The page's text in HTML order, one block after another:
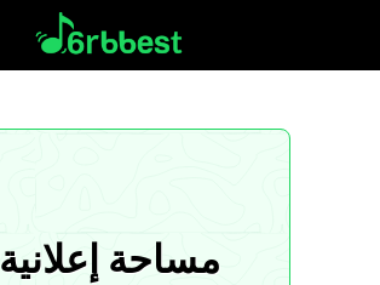
مساحة إعلانية